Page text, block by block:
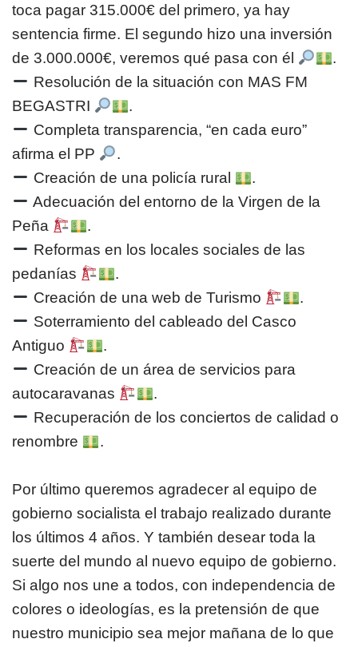
toca pagar 315.000€ del primero, ya hay
sentencia firme. El segundo hizo una inversión
de 3.000.000€, veremos qué pasa con él
.
Resolución de la situación con MAS FM
BEGASTRI
.
Completa transparencia, “en cada euro”
afirma el PP
.
Creación de una policía rural
.
Adecuación del entorno de la Virgen de la
Peña
.
Reformas en los locales sociales de las
pedanías
.
Creación de una web de Turismo
.
Soterramiento del cableado del Casco
Antiguo
.
Creación de un área de servicios para
autocaravanas
.
Recuperación de los conciertos de calidad o
renombre
.
Por último queremos agradecer al equipo de
gobierno socialista el trabajo realizado durante
los últimos 4 años. Y también desear toda la
suerte del mundo al nuevo equipo de gobierno.
Si algo nos une a todos, con independencia de
colores o ideologías, es la pretensión de que
nuestro municipio sea mejor mañana de lo que